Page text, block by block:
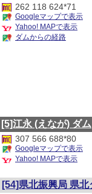
262 118 624*71
Googleマップで表示
Yahoo! MAPで表示
ダムからの経路
[5]江永 (えなが) ダム
307 566 688*80
Googleマップで表示
Yahoo! MAPで表示
[54]県北振興局 県